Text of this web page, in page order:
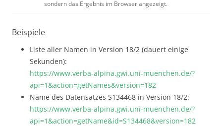
sondern das Ergebnis im Browser angezeigt.
Beispiele
Liste aller Namen in Version 18/2 (dauert einige
Sekunden):
https://www.verba-alpina.gwi.uni-muenchen.de/?
api=1&action=getNames&version=182
Name des Datensatzes S134468 in Version 18/2:
https://www.verba-alpina.gwi.uni-muenchen.de/?
api=1&action=getName&id=S134468&version=182